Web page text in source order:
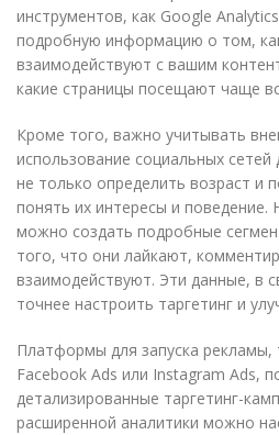
инструментов, как Google
подробную информацию о том,
взаимодействуют с вашим
какие страницы посещают чаще
Кроме того, важно учитывать
использование социальных сетей
не только определить возраст и
понять их интересы и
можно создать подробные
того, что они лайкают,
взаимодействуют. Эти данные, в
точнее настроить таргетинг и
Платформы для запуска рекламы,
Facebook Ads или Instagram Ads,
детализированные таргетинг-
расширенной аналитики можно